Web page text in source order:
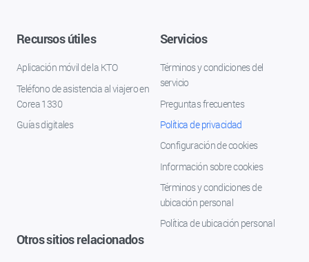
Recursos útiles
Aplicación móvil de la KTO
Teléfono de asistencia al viajero en
Corea 1330
Guías digitales
Servicios
Términos y condiciones del
servicio
Preguntas frecuentes
Política de privacidad
Configuración de cookies
Información sobre cookies
Términos y condiciones de
ubicación personal
Política de ubicación personal
Otros sitios relacionados